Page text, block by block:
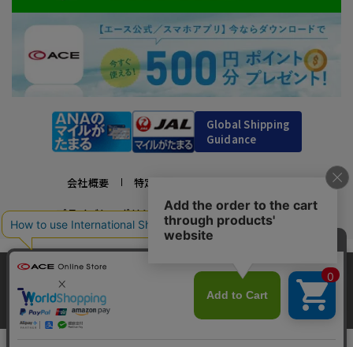
Global Shipping
Guidance
会社概要 特定商取引法に基づく表示
プライバシーポリシー 利用規約 採用情報
かばんの総合メーカー、エース公式サイト
スーツケースビジネスバッグ直営店ならではの豊富なラインナップでご紹介！
充実のアフターサービス・豊富な品揃え・安心のメーカー直営ストア
当サイトでは、サイトの利便性向上のため、クッ
キー(Cookie)を使用しています。クッキーについ
て詳細はこちら
承諾する
最近、6人がこの商品をカートに入れました